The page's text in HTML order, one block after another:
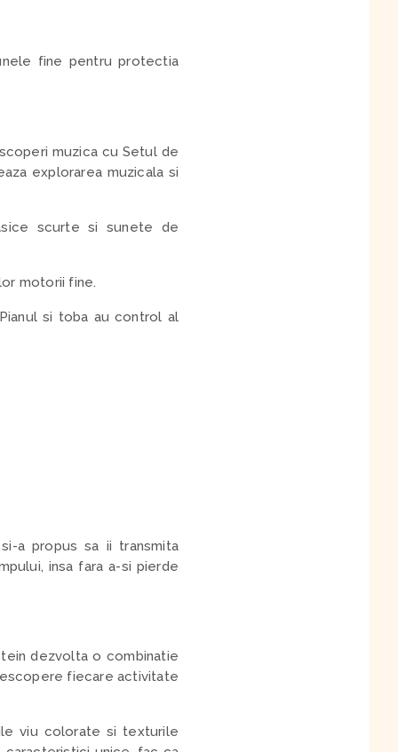
fine pentru protectia
muzica cu Setul de
explorarea muzicala si
scurte si sunete de
motorii fine.
si toba au control al
a propus sa ii transmita
insa fara a-si pierde
dezvolta o combinatie
fiecare activitate
viu colorate si texturile